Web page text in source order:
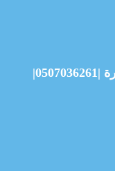
شركة مكافحة الثعابين في الفجيرة |0507036261|